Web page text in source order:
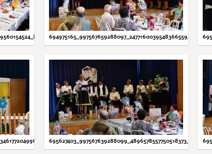
694975165_997567659288097_2477160039548366559_N.JPG
695627403_997567639288099_4896578557750518373_N.JPG